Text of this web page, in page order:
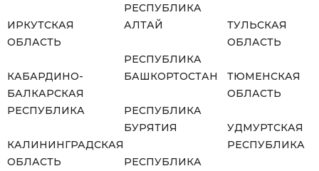
ИРКУТСКАЯ
ОБЛАСТЬ
КАБАРДИНО-
БАЛКАРСКАЯ
РЕСПУБЛИКА
КАЛИНИНГРАДСКАЯ
ОБЛАСТЬ
РЕСПУБЛИКА
АЛТАЙ
РЕСПУБЛИКА
БАШКОРТОСТАН
РЕСПУБЛИКА
БУРЯТИЯ
РЕСПУБЛИКА
ТУЛЬСКАЯ
ОБЛАСТЬ
ТЮМЕНСКАЯ
ОБЛАСТЬ
УДМУРТСКАЯ
РЕСПУБЛИКА